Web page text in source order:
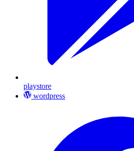
playstore
wordpress